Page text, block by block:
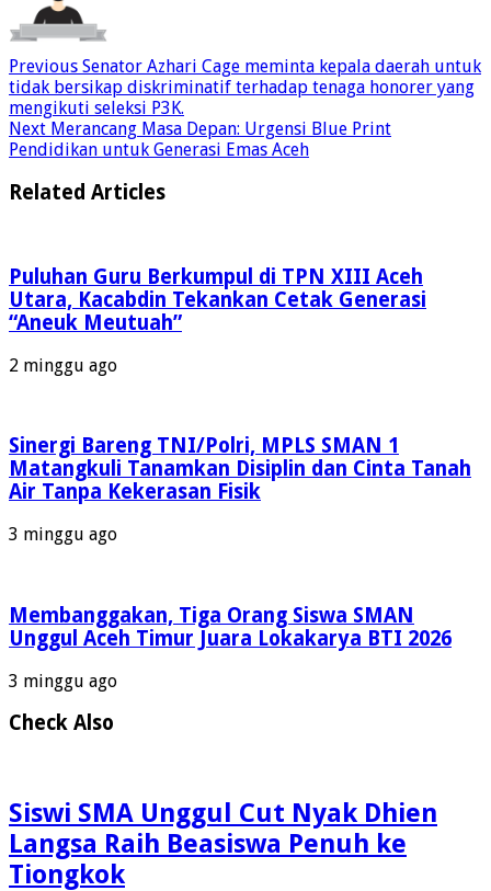
Previous Senator Azhari Cage meminta kepala daerah untuk
tidak bersikap diskriminatif terhadap tenaga honorer yang
mengikuti seleksi P3K.
Next Merancang Masa Depan: Urgensi Blue Print
Pendidikan untuk Generasi Emas Aceh
Related Articles
Puluhan Guru Berkumpul di TPN XIII Aceh
Utara, Kacabdin Tekankan Cetak Generasi
“Aneuk Meutuah”
2 minggu ago
Sinergi Bareng TNI/Polri, MPLS SMAN 1
Matangkuli Tanamkan Disiplin dan Cinta Tanah
Air Tanpa Kekerasan Fisik
3 minggu ago
Membanggakan, Tiga Orang Siswa SMAN
Unggul Aceh Timur Juara Lokakarya BTI 2026
3 minggu ago
Check Also
Siswi SMA Unggul Cut Nyak Dhien
Langsa Raih Beasiswa Penuh ke
Tiongkok